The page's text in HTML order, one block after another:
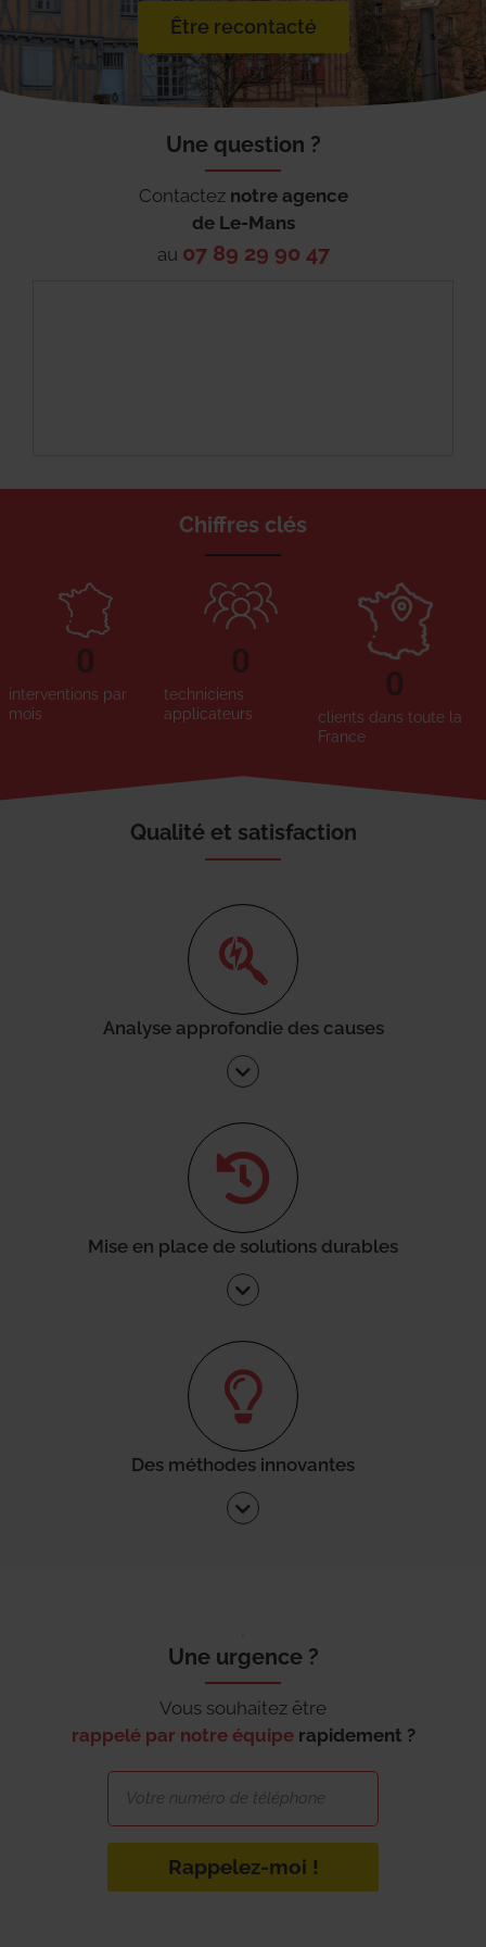
Être recontacté
Une question ?
Contactez notre agence
de Le-Mans
au 07 89 29 90 47
Chiffres clés
interventions par
mois
0
techniciens
applicateurs
0
clients dans toute la
France
0
Qualité et satisfaction
Analyse approfondie des causes
Mise en place de solutions durables
Des méthodes innovantes
Une urgence ?
Vous souhaitez être
rappelé par notre équipe rapidement ?
Rappelez-moi !